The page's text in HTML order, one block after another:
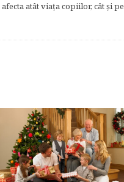
atât viaţa copiilor, cât şi pe